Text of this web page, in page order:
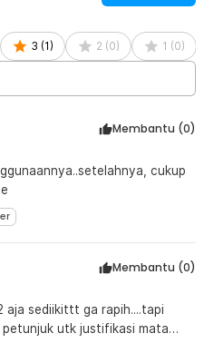
3 (1 ) 2 (0) 1 (0)
Membantu (0)
cukup
Membantu (0)
aja sediikittt ga rapih....tapi
petunjuk utk justifikasi mata